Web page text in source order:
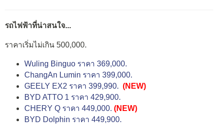
รถไฟฟ้าที่น่าสนใจ...
ราคาเริ่มไม่เกิน 500,000.
Wuling Binguo ราคา 369,000.
ChangAn Lumin ราคา 399,000.
GEELY EX2 ราคา 399,990. (NEW)
BYD ATTO 1 ราคา 429,900.
CHERY Q ราคา 449,000. (NEW)
BYD Dolphin ราคา 449,900.